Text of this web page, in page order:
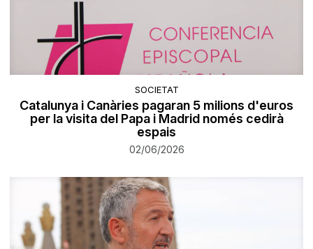
SOCIETAT
Catalunya i Canàries pagaran 5 milions d'euros
per la visita del Papa i Madrid només cedirà
espais
02/06/2026